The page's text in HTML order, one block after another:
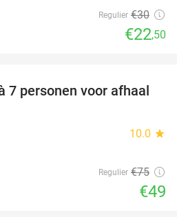
Regulier €30
€22,50
35%
7 personen voor afhaal
10.0 star
Regulier €75
€49